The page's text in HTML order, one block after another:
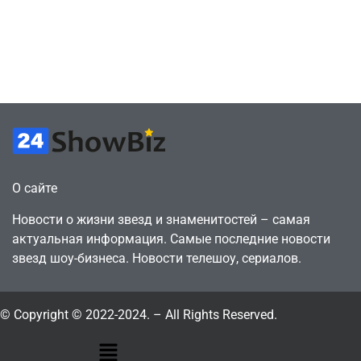
О сайте
Новости о жизни звезд и знаменитостей – самая
актуальная информация. Самые последние новости
звезд шоу-бизнеса. Новости телешоу, сериалов.
© Copyright © 2022-2024. – All Rights Reserved.